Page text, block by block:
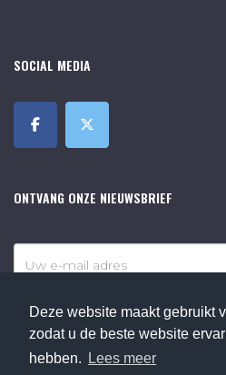
Deze website maakt gebruikt
zodat u de beste website
hebben.
Lees meer
SOCIAL MEDIA
ONTVANG ONZE NIEUWSBRIEF
©2018 Online Museum de Bilt. Alle rechten